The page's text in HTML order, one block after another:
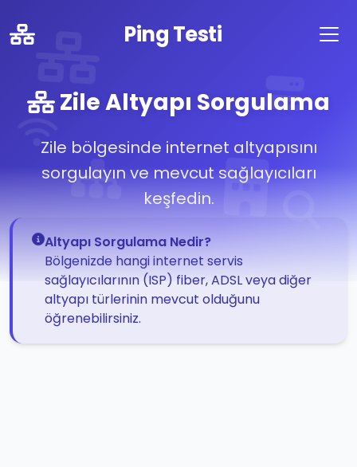
Ping Testi
Zile Altyapı Sorgulama
Zile bölgesinde internet altyapısını
sorgulayın ve mevcut sağlayıcıları
keşfedin.
Altyapı Sorgulama Nedir?
Bölgenizde hangi internet servis
sağlayıcılarının (ISP) fiber, ADSL veya diğer
altyapı türlerinin mevcut olduğunu
öğrenebilirsiniz.